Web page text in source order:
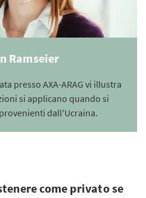
Ramseier
presso AXA-ARAG vi illustra
si applicano quando si
dall'Ucraina.
come privato se